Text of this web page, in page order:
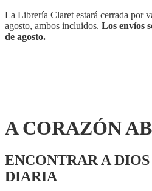
La Librería Claret estará cerrada por
agosto, ambos incluidos. Los envíos
de agosto.
A CORAZÓN
ENCONTRAR A
DIARIA